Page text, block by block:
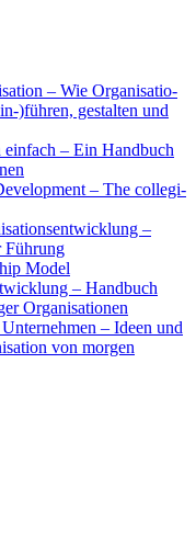
– Wie Orga­ni­sa­tio­
)führen, gestal­ten und
– Ein Hand­buch
– The col­le­gi­
–
Füh­rung
Model
– Hand­buch
Orga­ni­sa­tio­nen
– Ideen und
von mor­gen